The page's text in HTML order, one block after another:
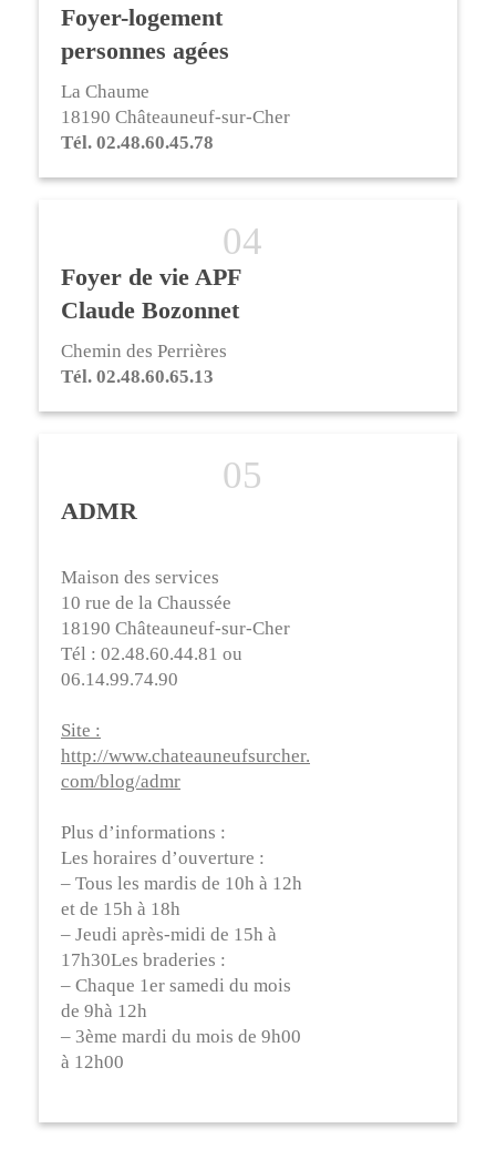
Foyer-logement
personnes agées
La Chaume
18190 Châteauneuf-sur-Cher
Tél. 02.48.60.45.78
Foyer de vie APF
Claude Bozonnet
Chemin des Perrières
Tél. 02.48.60.65.13
ADMR
Maison des services
10 rue de la Chaussée
18190 Châteauneuf-sur-Cher
Tél : 02.48.60.44.81 ou
06.14.99.74.90
Site :
http://www.chateauneufsurcher.
com/blog/admr
Plus d’informations :
Les horaires d’ouverture :
– Tous les mardis de 10h à 12h
et de 15h à 18h
– Jeudi après-midi de 15h à
17h30Les braderies :
– Chaque 1er samedi du mois
de 9hà 12h
– 3ème mardi du mois de 9h00
à 12h00